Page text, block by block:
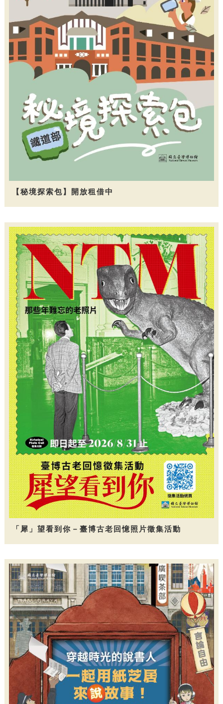
【秘境探索包】開放租借中
「犀」望看到你－臺博古老回憶照片徵集活動